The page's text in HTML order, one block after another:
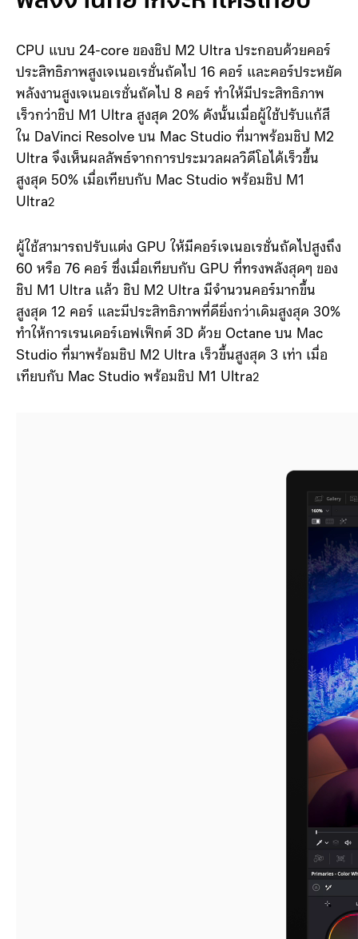
CPU แบบ 24-core ของชิป M2 Ultra ประกอบด้วยคอร์
ประสิทธิภาพสูงเจเนอเรชั่นถัดไป 16 คอร์ และคอร์ประหยัด
พลังงานสูงเจเนอเรชั่นถัดไป 8 คอร์ ทำให้มีประสิทธิภาพ
เร็วกว่าชิป M1 Ultra สูงสุด 20% ดังนั้นเมื่อผู้ใช้ปรับแก้สี
ใน DaVinci Resolve บน Mac Studio ที่มาพร้อมชิป M2
Ultra จึงเห็นผลลัพธ์จากการประมวลผลวิดีโอได้เร็วขึ้น
สูงสุด 50% เมื่อเทียบกับ Mac Studio พร้อมชิป M1
Ultra2
ผู้ใช้สามารถปรับแต่ง GPU ให้มีคอร์เจเนอเรชั่นถัดไปสูงถึง
60 หรือ 76 คอร์ ซึ่งเมื่อเทียบกับ GPU ที่ทรงพลังสุดๆ ของ
ชิป M1 Ultra แล้ว ชิป M2 Ultra มีจำนวนคอร์มากขึ้น
สูงสุด 12 คอร์ และมีประสิทธิภาพที่ดียิ่งกว่าเดิมสูงสุด 30%
ทำให้การเรนเดอร์เอฟเฟ็กต์ 3D ด้วย Octane บน Mac
Studio ที่มาพร้อมชิป M2 Ultra เร็วขึ้นสูงสุด 3 เท่า เมื่อ
เทียบกับ Mac Studio พร้อมชิป M1 Ultra2